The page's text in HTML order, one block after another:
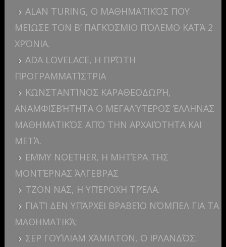
ALAN TURING, Ο ΜΑΘΗΜΑΤΙΚΌΣ ΠΟΥ
ΜΕΊΩΣΕ ΤΟΝ Β’ ΠΑΓΚΌΣΜΙΟ ΠΌΛΕΜΟ ΚΑΤΆ 2
ΧΡΌΝΙΑ.
ADA LOVELACE, Η ΠΡΏΤΗ
ΠΡΟΓΡΑΜΜΑΤΊΣΤΡΙΑ
ΚΩΝΣΤΑΝΤΊΝΟΣ ΚΑΡΑΘΕΟΔΩΡΉ,
ΑΝΑΜΦΙΣΒΉΤΗΤΑ Ο ΜΕΓΑΛΎΤΕΡΟΣ ΈΛΛΗΝΑΣ
ΜΑΘΗΜΑΤΙΚΌΣ ΑΠΌ ΤΗΝ ΑΡΧΑΙΌΤΗΤΑ ΚΑΙ
ΜΕΤΆ.
EMMY NOETHER, Η ΜΗΤΈΡΑ ΤΗΣ
ΜΟΝΤΈΡΝΑΣ ΆΛΓΕΒΡΑΣ
ΤΖΟΝ ΝΑΣ, Η ΥΠΈΡΟΧΗ ΤΡΈΛΑ.
ΓΙΑΤΊ ΔΕΝ ΥΠΆΡΧΕΙ ΒΡΑΒΕΊΟ ΝΌΜΠΕΛ ΓΙΑ ΤΑ
ΜΑΘΗΜΑΤΙΚΆ;
ΣΕΡ ΓΟΥΊΛΙΑΜ ΧΆΜΙΛΤΟΝ, Ο ΙΡΛΑΝΔΌΣ.